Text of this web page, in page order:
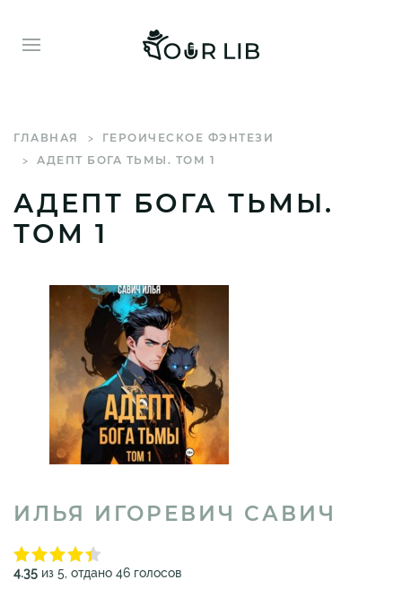
ГЛАВНАЯ
ГЕРОИЧЕСКОЕ ФЭНТЕЗИ
АДЕПТ БОГА ТЬМЫ. ТОМ 1
АДЕПТ БОГА ТЬМЫ.
ТОМ 1
ИЛЬЯ ИГОРЕВИЧ САВИЧ
4.35 из 5, отдано 46 голосов